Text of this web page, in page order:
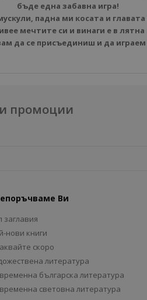
бъде една забавна игра!
падна ми косата и
мечтите си и винаги е в лятна
да се присъединиш и да
промоции
Ви
заглавия
нови книги
скоро
литература
българска литература
световна литература